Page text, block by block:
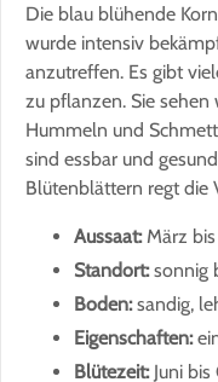
Die blau blühende
wurde intensiv
anzutreffen. Es gibt
zu pflanzen. Sie sehen
Hummeln und
sind essbar und
Blütenblättern regt die
Aussaat:März bis
Standort:sonnig
Boden:sandig,
Eigenschaften:
Blütezeit:Juni bis